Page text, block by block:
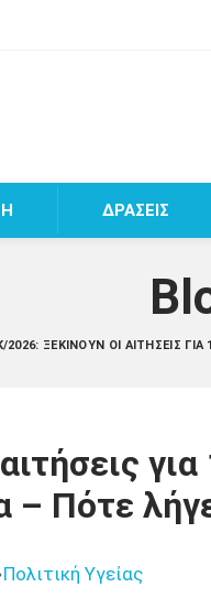
ΔΡΑΣΕΙΣ
2026: ΞΕΚΙΝΟΎΝ ΟΙ ΑΙΤΉΣΕΙΣ
– Πότε
Πολιτική Υγείας